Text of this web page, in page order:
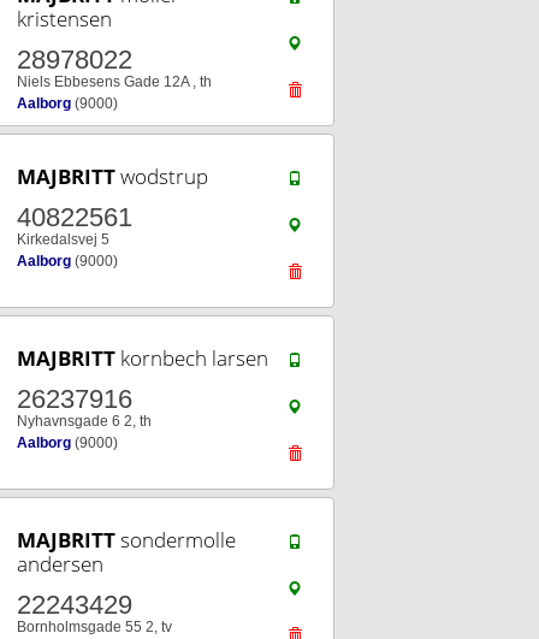
kristensen
28978022
Niels Ebbesens Gade 12A , th
Aalborg (9000)
MAJBRITTwodstrup
40822561
Kirkedalsvej 5
Aalborg (9000)
MAJBRITT kornbech larsen
26237916
Nyhavnsgade 6 2, th
Aalborg (9000)
MAJBRITTsondermolle
andersen
22243429
Bornholmsgade 55 2, tv